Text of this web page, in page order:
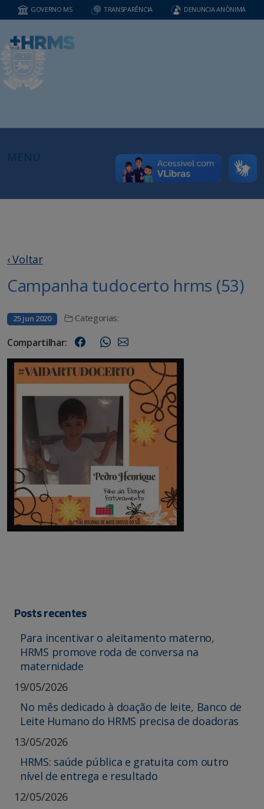
GOVERNO MS TRANSPARÊNCIA DENUNCIA ANÔNIMA
‹ Voltar
Campanha tudocerto hrms (53)
25 jun 2020 Categorias:
Compartilhar:
Posts recentes
Para incentivar o aleitamento materno,
HRMS promove roda de conversa na
maternidade
19/05/2026
No mês dedicado à doação de leite, Banco de
Leite Humano do HRMS precisa de doadoras
13/05/2026
HRMS: saúde pública e gratuita com outro
nível de entrega e resultado
12/05/2026